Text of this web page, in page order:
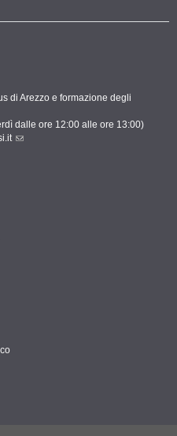
di Arezzo e formazione degli
dalle ore 12:00 alle ore 13:00)